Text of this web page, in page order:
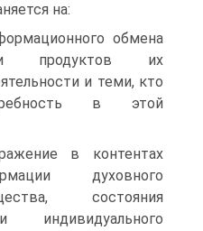
на:
обмена
продуктов их
и теми, кто
в этой
в контентах
духовного
состояния
индивидуального